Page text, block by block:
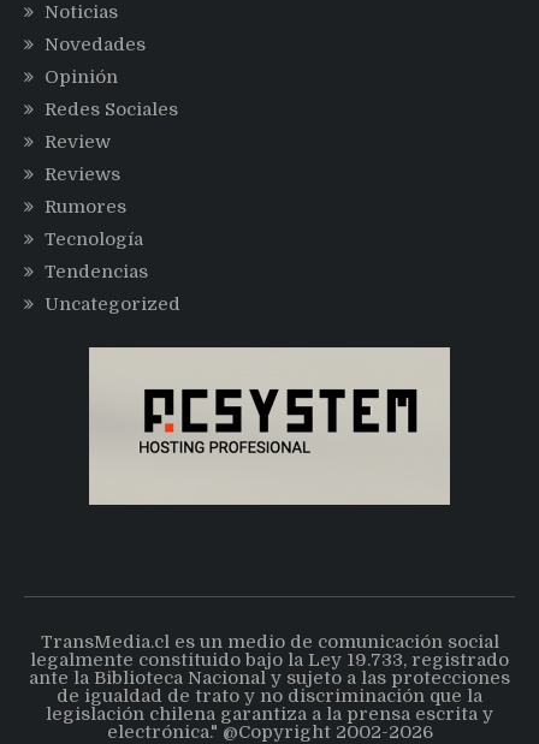
Noticias
Novedades
Opinión
Redes Sociales
Review
Reviews
Rumores
Tecnología
Tendencias
Uncategorized
TransMedia.cl es un medio de comunicación social
legalmente constituido bajo la Ley 19.733, registrado
ante la Biblioteca Nacional y sujeto a las protecciones
de igualdad de trato y no discriminación que la
legislación chilena garantiza a la prensa escrita y
electrónica." @Copyright 2002-2026